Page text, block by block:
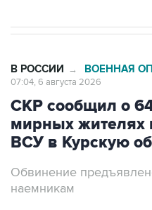
В РОССИИ → ВОЕННАЯ
07:04, 6 августа 2026
СКР сообщил о
мирных жителях
ВСУ в Курскую
Обвинение
наемникам